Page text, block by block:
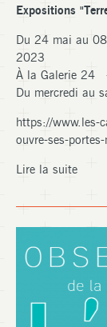
Expositions
Du 24 mai au
2023
À la Galerie 24
Du mercredi au
https://www.les-
ouvre-ses-
Lire la suite